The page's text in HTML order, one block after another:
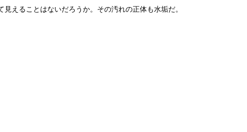
えることはないだろうか。その汚れの正体も水垢だ。